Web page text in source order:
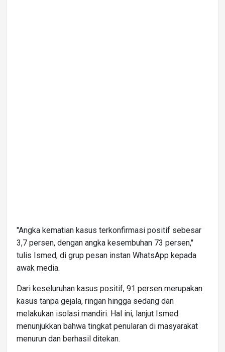
"Angka kematian kasus terkonfirmasi positif sebesar
3,7 persen, dengan angka kesembuhan 73 persen,"
tulis Ismed, di grup pesan instan WhatsApp kepada
awak media.
Dari keseluruhan kasus positif, 91 persen merupakan
kasus tanpa gejala, ringan hingga sedang dan
melakukan isolasi mandiri. Hal ini, lanjut Ismed
menunjukkan bahwa tingkat penularan di masyarakat
menurun dan berhasil ditekan.